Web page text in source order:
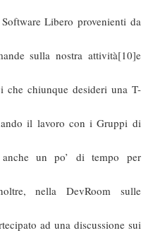
Libero provenienti da
sulla nostra attività[10]e
che chiunque desideri una T-
il lavoro con i Gruppi di
anche un po’ di tempo per
nella DevRoom sulle
ad una discussione sui